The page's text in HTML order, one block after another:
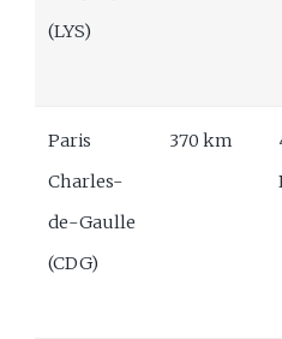
(LYS)
Paris
Charles-
de-Gaulle
(CDG)
370 km